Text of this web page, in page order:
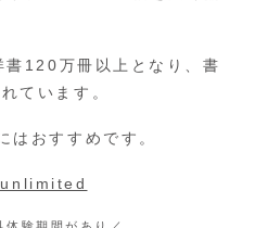
120万冊以上となり、書
ています。
はおすすめです。